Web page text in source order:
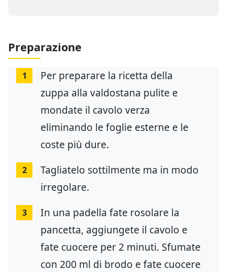
Preparazione
1
Per preparare la ricetta della
zuppa alla valdostana pulite e
mondate il cavolo verza
eliminando le foglie esterne e le
coste più dure.
2
Tagliatelo sottilmente ma in modo
irregolare.
3
In una padella fate rosolare la
pancetta, aggiungete il cavolo e
fate cuocere per 2 minuti. Sfumate
con 200 ml di brodo e fate cuocere